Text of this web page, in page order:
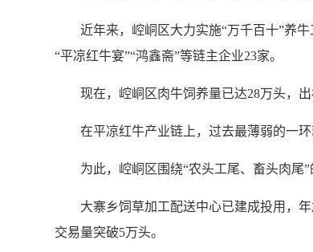
近年来，崆峒区大力实施“万千百十”养牛
“平凉红牛宴”“鸿鑫斋”等链主企业23家。
现在，崆峒区肉牛饲养量已达28万头，出
在平凉红牛产业链上，过去最薄弱的一环
为此，崆峒区围绕“农头工尾、畜头肉尾”
大寨乡饲草加工配送中心已建成投用，年
交易量突破5万头。